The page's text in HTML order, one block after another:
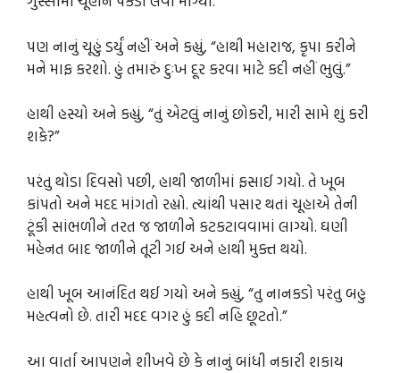
પણ નાનું ચૂહું ડર્યું નહીં અને કહ્યું, “હાથી મહારાજ, કૃપા કરીને
મને માફ કરશો. હું તમારું દુઃખ દૂર કરવા માટે કદી નહીં ભુલું.”
હાથી હસ્યો અને કહ્યું, “તું એટલું નાનું છોકરી, મારી સામે શું કરી
શકે?”
પરંતુ થોડા દિવસો પછી, હાથી જાળીમાં ફસાઈ ગયો. તે ખૂબ
કાંપતો અને મદદ માંગતો રહ્યો. ત્યાંથી પસાર થતાં ચૂહાએ તેની
ટૂંકી સાંભળીને તરત જ જાળીને કટકટાવવામાં લાગ્યો. ઘણી
મહેનત બાદ જાળીને તૂટી ગઈ અને હાથી મુક્ત થયો.
હાથી ખૂબ આનંદિત થઈ ગયો અને કહ્યું, “તુ નાનકડો પરંતુ બહુ
મહત્વનો છે. તારી મદદ વગર હું કદી નહિ છૂટતો.”
આ વાર્તા આપણને શીખવે છે કે નાનું બાંધી નકારી શકાય